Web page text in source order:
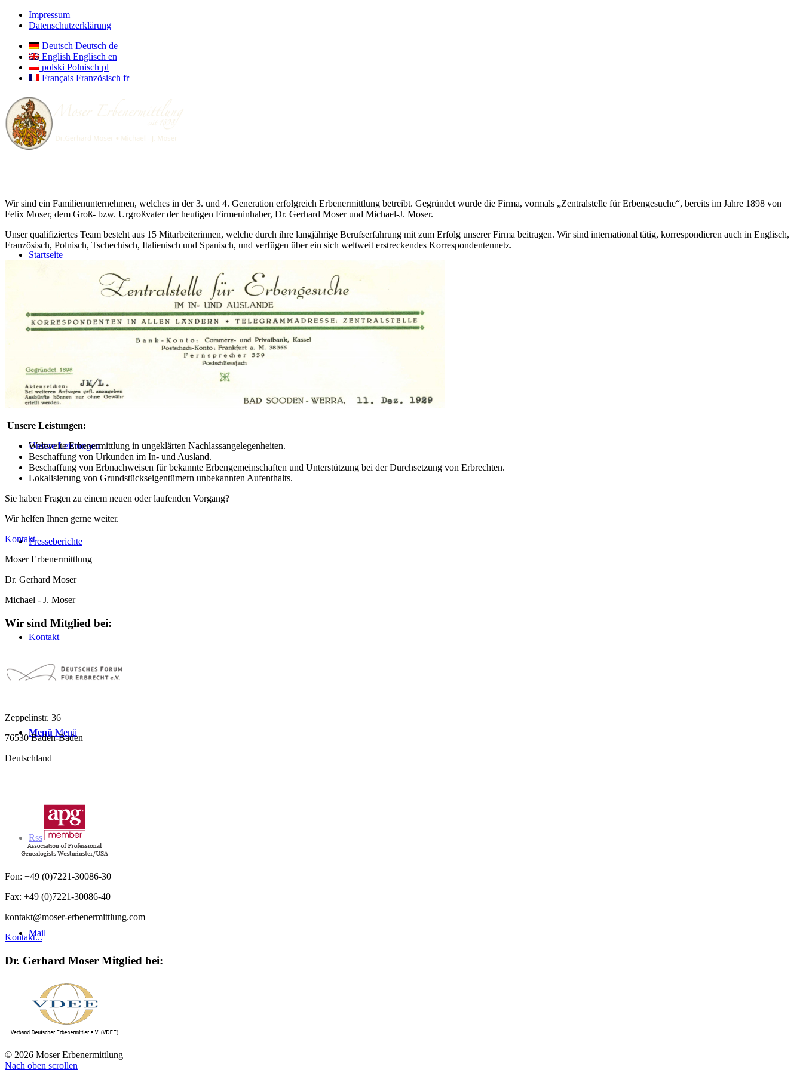
Impressum
Datenschutzerklärung
Deutsch Deutsch de
English Englisch en
polski Polnisch pl
Français Französisch fr
Startseite
Unsere Leistungen
Presseberichte
Kontakt
Menü Menü
Rss
Mail
Wir sind ein Familienunternehmen, welches in der 3. und 4. Generation erfolgreich Erbenermittlung betreibt. Gegründet wurde die Firma, vormals „Zentralstelle für Erbengesuche“, bereits im Jahre 1898 von
Felix Moser, dem Groß- bzw. Urgroßvater der heutigen Firmeninhaber, Dr. Gerhard Moser und Michael-J. Moser.
Unser qualifiziertes Team besteht aus 15 Mitarbeiterinnen, welche durch ihre langjährige Berufserfahrung mit zum Erfolg unserer Firma beitragen. Wir sind international tätig, korrespondieren auch in Englisch,
Französisch, Polnisch, Tschechisch, Italienisch und Spanisch, und verfügen über ein sich weltweit erstreckendes Korrespondentennetz.
Unsere Leistungen:
Weltweite Erbenermittlung in ungeklärten Nachlassangelegenheiten.
Beschaffung von Urkunden im In- und Ausland.
Beschaffung von Erbnachweisen für bekannte Erbengemeinschaften und Unterstützung bei der Durchsetzung von Erbrechten.
Lokalisierung von Grundstückseigentümern unbekannten Aufenthalts.
Sie haben Fragen zu einem neuen oder laufenden Vorgang?
Wir helfen Ihnen gerne weiter.
Kontakt
Moser Erbenermittlung
Dr. Gerhard Moser
Michael - J. Moser
Wir sind Mitglied bei:
Zeppelinstr. 36
76530 Baden-Baden
Deutschland
Fon: +49 (0)7221-30086-30
Fax: +49 (0)7221-30086-40
kontakt@moser-erbenermittlung.com
Kontakt...
Dr. Gerhard Moser Mitglied bei:
© 2026 Moser Erbenermittlung
Nach oben scrollen